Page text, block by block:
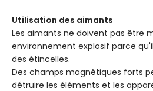
Utilisation des aimants
Les aimants ne doivent pas être
environnement explosif parce
des étincelles.
Des champs magnétiques forts
détruire les éléments et les